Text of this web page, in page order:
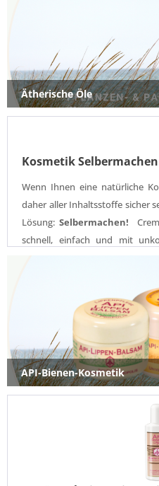
Ätherische Öle
Kosmetik Selbermachen
Wenn Ihnen eine natürliche
daher aller Inhaltsstoffe sicher
Lösung: Selbermachen!
schnell, einfach und mit
Die
Wirkstoffe, Emulgatoren,
Alkohole, Blütenwässer,
passende Zubehör finden Sie
bei uns im Lädchen.
ätherische Öle,
API-Bienen-Kosmetik